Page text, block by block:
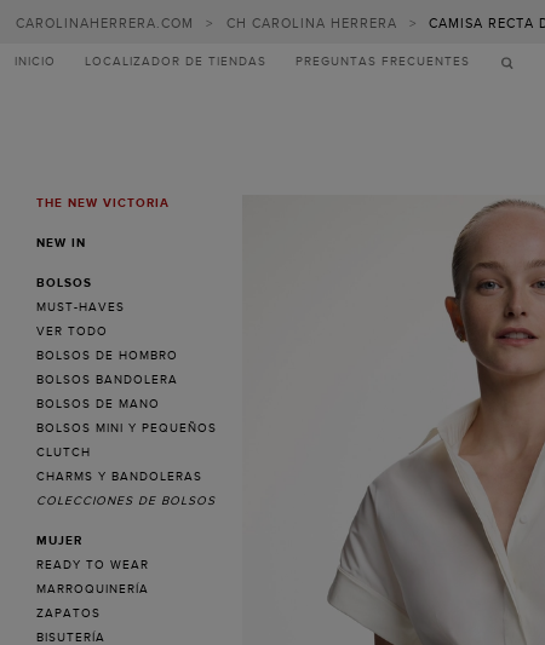
CAROLINAHERRERA.COM > CH CAROLINA HERRERA > CAMISA RECTA
INICIO LOCALIZADOR DE TIENDAS PREGUNTAS FRECUENTES
MENUTHE NEW VICTORIA
NEW IN
BOLSOS
MUST-HAVES
VER TODO
BOLSOS DE HOMBRO
BOLSOS BANDOLERA
BOLSOS DE MANO
BOLSOS MINI Y PEQUEÑOS
CLUTCH
CHARMS Y BANDOLERAS
COLECCIONES DE BOLSOS
MUJER
READY TO WEAR
MARROQUINERÍA
ZAPATOS
BISUTERÍA